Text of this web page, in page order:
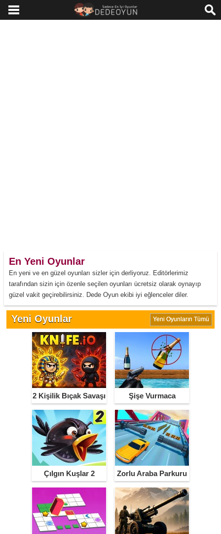
En Yeni Oyunlar
En yeni ve en güzel oyunları sizler için derliyoruz. Editörlerimiz
tarafından sizin için özenle seçilen oyunları ücretsiz olarak oynayıp
güzel vakit geçirebilirsiniz. Dede Oyun ekibi iyi eğlenceler diler.
Yeni Oyunlar Yeni Oyunların Tümü
2 Kişilik Bıçak Savaşı Şişe Vurmaca
Çılgın Kuşlar 2 Zorlu Araba Parkuru